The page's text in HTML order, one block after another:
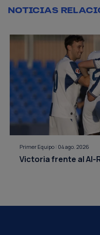
NOTICIAS
Primer Equipo | 04 ago. 2026
Victoria frente al Al-